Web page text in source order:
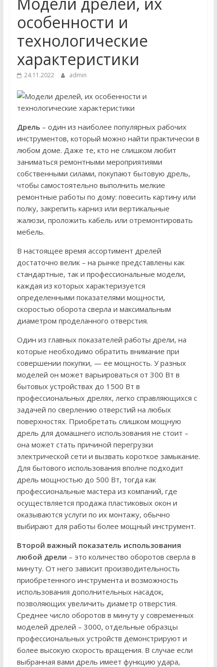
особенности и
технологические
характеристики
24.11.2022 admin
Дрель – один из наиболее популярных рабочих
инструментов, который можно найти практически в
любом доме. Даже те, кто не слишком любит
заниматься ремонтными мероприятиями
собственными силами, покупают бытовую дрель,
чтобы самостоятельно выполнить мелкие
ремонтные работы по дому: повесить картину или
полку, закрепить карниз или вертикальные
жалюзи, проложить кабель или отремонтировать
мебель.
В настоящее время ассортимент дрелей
достаточно велик – на рынке представлены как
стандартные, так и профессиональные модели,
каждая из которых характеризуется
определенными показателями мощности,
скоростью оборота сверла и максимальным
диаметром проделанного отверстия.
Один из главных показателей работы дрели, на
которые необходимо обратить внимание при
совершении покупки, — ее мощность. У разных
моделей он может варьироваться от 300 Вт в
бытовых устройствах до 1500 Вт в
профессиональных дрелях, легко справляющихся с
задачей по сверлению отверстий на любых
поверхностях. Приобретать слишком мощную
дрель для домашнего использования не стоит –
она может стать причиной перегрузки
электрической сети и вызвать короткое замыкание.
Для бытового использования вполне подходит
дрель мощностью до 500 Вт, тогда как
профессиональные мастера из компаний, где
осуществляется продажа пластиковых окон и
оказываются услуги по их монтажу, обычно
выбирают для работы более мощный инструмент.
Второй важный показатель использования
любой дрели – это количество оборотов сверла в
минуту. От него зависит производительность
приобретенного инструмента и возможность
использования дополнительных насадок,
позволяющих увеличить диаметр отверстия.
Среднее число оборотов в минуту у современных
моделей дрелей – 3000, отдельные образцы
профессиональных устройств демонстрируют и
более высокую скорость вращения. В случае если
выбранная вами дрель имеет функцию удара,